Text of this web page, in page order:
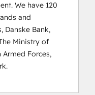
We have 120
and
Danske Bank,
Ministry of
Armed Forces,